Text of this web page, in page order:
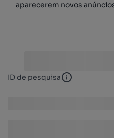
aparecerem novos
ID de pesquisa ID de